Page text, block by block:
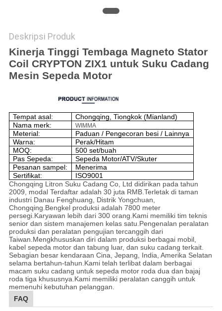
Deskripsi Produk
Kinerja Tinggi Tembaga Magneto Stator
Coil CRYPTON ZIX1 untuk Suku Cadang
Mesin Sepeda Motor
Tempat asal:
Chongqing, Tiongkok (Mianland)
Nama merk:
WIMMA
Meterial:
Paduan / Pengecoran besi / Lainnya
Warna:
Perak/Hitam
MOQ:
500 set/buah
Pas Sepeda:
Sepeda Motor/ATV/Skuter
Pesanan sampel:
Menerima
Sertifikat:
ISO9001
Chongqing Litron Suku Cadang Co, Ltd didirikan pada tahun
2009, modal Terdaftar adalah 30 juta RMB.Terletak di taman
industri Danau Fenghuang, Distrik Yongchuan,
Chongqing.Bengkel produksi adalah 7800 meter
persegi.Karyawan lebih dari 300 orang.Kami memiliki tim teknis
senior dan sistem manajemen kelas satu.Pengenalan peralatan
produksi dan peralatan pengujian tercanggih dari
Taiwan.Mengkhususkan diri dalam produksi berbagai mobil,
kabel sepeda motor dan tabung luar, dan suku cadang terkait.
Sebagian besar kendaraan Cina, Jepang, India, Amerika Selatan
selama bertahun-tahun.Kami telah terlibat dalam berbagai
macam suku cadang untuk sepeda motor roda dua dan bajaj
roda tiga khususnya.Kami memiliki peralatan canggih untuk
memenuhi kebutuhan pelanggan.
FAQ